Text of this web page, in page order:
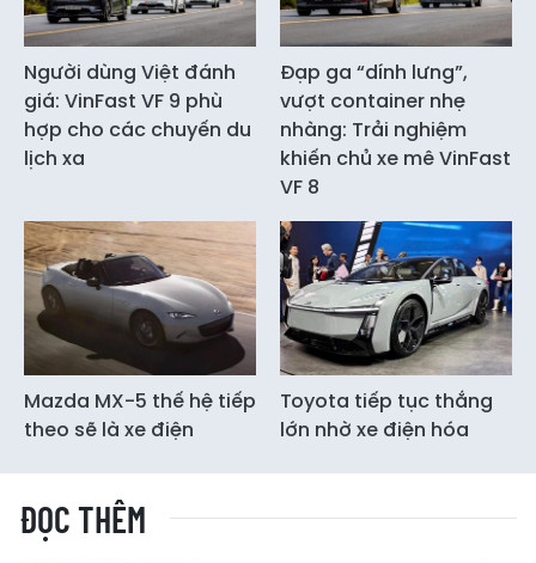
Người dùng Việt đánh
giá: VinFast VF 9 phù
hợp cho các chuyến du
lịch xa
Đạp ga “dính lưng”,
vượt container nhẹ
nhàng: Trải nghiệm
khiến chủ xe mê VinFast
VF 8
Mazda MX-5 thế hệ tiếp
theo sẽ là xe điện
Toyota tiếp tục thắng
lớn nhờ xe điện hóa
ĐỌC THÊM